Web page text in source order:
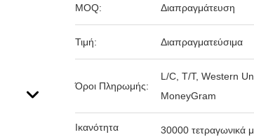
MOQ: Διαπραγμάτευση
Τιμή: Διαπραγματεύσιμα
Όροι Πληρωμής:
L/C, T/T, Western
MoneyGram
Ικανότητα
30000 τετραγωνικά